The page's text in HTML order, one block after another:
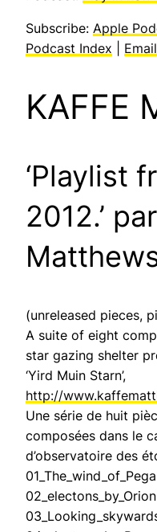
Subscribe: Apple
Podcast Index
Email
KAFFE
‘Playlist
2012.’
(unreleased pieces,
A suite of eight
star gazing shelter
‘Yird Muin Starn’,
http://
Une série de huit
composées dans le
d’observatoire des
02_electons_by_Orion